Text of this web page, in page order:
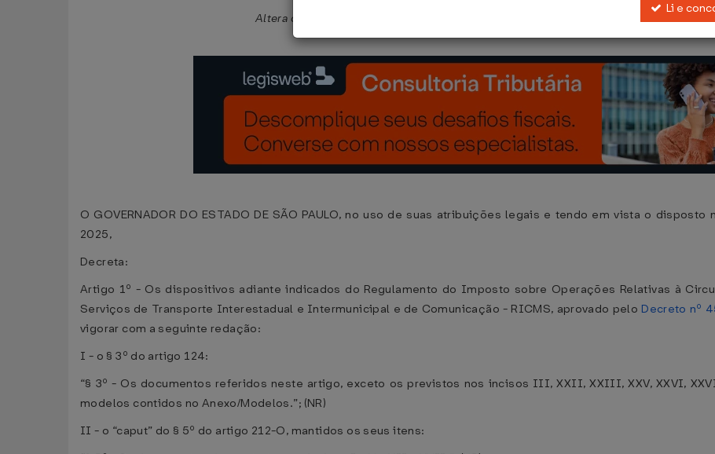
Altera o RICMS/SP, aprovado pelo , referente à emissão de
O GOVERNADOR DO ESTADO DE SÃO PAULO, no uso de suas atribuições legais e tendo em vista o
2025,
Decreta:
Artigo 1º - Os dispositivos adiante indicados do Regulamento do Imposto sobre Operações Relativas à
Serviços de Transporte Interestadual e Intermunicipal e de Comunicação - RICMS, aprovado pelo Decreto nº
vigorar com a seguinte redação:
I - o § 3º do artigo 124:
“§ 3º - Os documentos referidos neste artigo, exceto os previstos nos incisos III, XXII, XXIII, XXV, XXVI,
modelos contidos no Anexo/Modelos.”; (NR)
II - o “caput” do § 5º do artigo 212-O, mantidos os seus itens:
Li e